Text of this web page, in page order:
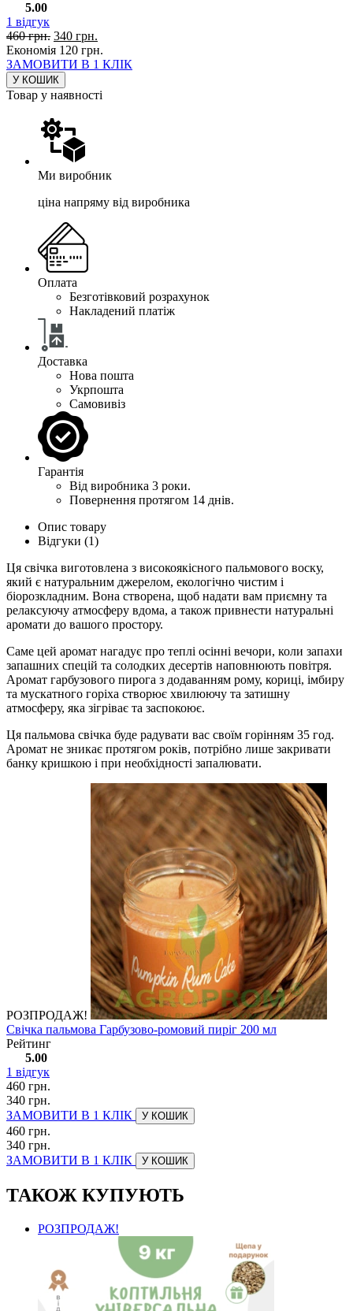
5.00
1 відгук
460грн. 340 грн.
Економія 120 грн.
ЗАМОВИТИ В 1 КЛІК
У КОШИК
Товар у наявності
Ми виробник
ціна напряму від виробника
Оплата
Безготівковий розрахунок
Накладений платіж
Доставка
Нова пошта
Укрпошта
Самовивіз
Гарантія
Від виробника 3 роки.
Повернення протягом 14 днів.
Опис товару
Відгуки (1)
Ця свічка виготовлена з високоякісного пальмового воску,
який є натуральним джерелом, екологічно чистим і
біорозкладним. Вона створена, щоб надати вам приємну та
релаксуючу атмосферу вдома, а також привнести натуральні
аромати до вашого простору.
Саме цей аромат нагадує про теплі осінні вечори, коли запахи
запашних спецій та солодких десертів наповнюють повітря.
Аромат гарбузового пирога з додаванням рому, кориці, імбиру
та мускатного горіха створює хвилюючу та затишну
атмосферу, яка зігріває та заспокоює.
Ця пальмова свічка буде радувати вас своїм горінням 35 год.
Аромат не зникає протягом років, потрібно лише закривати
банку кришкою і при необхідності запалювати.
РОЗПРОДАЖ!
Свічка пальмова Гарбузово-ромовий пиріг 200 мл
Рейтинг
5.00
1 відгук
460 грн.
340 грн.
ЗАМОВИТИ В 1 КЛІК
У КОШИК
460 грн.
340 грн.
ЗАМОВИТИ В 1 КЛІК
У КОШИК
ТАКОЖ КУПУЮТЬ
РОЗПРОДАЖ!